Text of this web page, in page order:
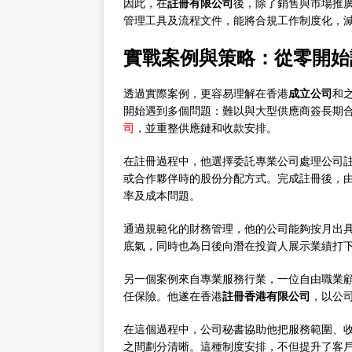
管理工具及流程文件，能將合規工作制度化，
實戰案例與策略：從零開
透過實際案例，更容易理解在香港成立公司和
開始遇到多個問題：難以與大型供應商簽長期
司 ，並重整供應鏈和收款安排。
在註冊過程中，他選擇委託專業公司處理公司
或合作夥伴時的股份分配方式。完成註冊後，
率及成本問題。
通過規範化的財務管理，他的公司能夠按月出
底氣，同時也為日後向潛在投資人展示業績打
另一個案例來自專業服務行業，一位自由職
任保險。他遂在香港註冊香港有限公司 ，以公
在這個過程中，公司秘書協助他把服務範圍、
之間劃分清晰。這種制度安排，不但提升了客